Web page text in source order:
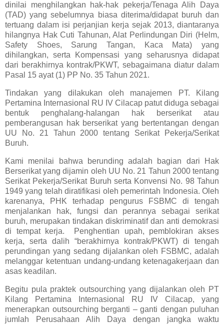
dinilai menghilangkan hak-hak pekerja/Tenaga Alih Daya
(TAD) yang sebelumnya biasa diterima/didapat buruh dan
tertuang dalam isi perjanjian kerja sejak 2013, diantaranya
hilangnya Hak Cuti Tahunan, Alat Perlindungan Diri (Helm,
Safety Shoes, Sarung Tangan, Kaca Mata) yang
dihilangkan, serta Kompensasi yang seharusnya didapat
dari berakhirnya kontrak/PKWT, sebagaimana diatur dalam
Pasal 15 ayat (1) PP No. 35 Tahun 2021.
Tindakan yang dilakukan oleh manajemen PT. Kilang
Pertamina Internasional RU IV Cilacap patut diduga sebagai
bentuk penghalang-halangan hak berserikat atau
pemberangusan hak berserikat yang bertentangan dengan
UU No. 21 Tahun 2000 tentang Serikat Pekerja/Serikat
Buruh.
Kami menilai bahwa berunding adalah bagian dari Hak
Berserikat yang dijamin oleh UU No. 21 Tahun 2000 tentang
Serikat Pekerja/Serikat Buruh serta Konvensi No. 98 Tahun
1949 yang telah diratifikasi oleh pemerintah Indonesia. Oleh
karenanya, PHK terhadap pengurus FSBMC di tengah
menjalankan hak, fungsi dan perannya sebagai serikat
buruh, merupakan tindakan diskriminatif dan anti demokrasi
di tempat kerja.
Penghentian upah, pemblokiran akses
kerja, serta dalih “berakhirnya kontrak/PKWT) di tengah
perundingan yang sedang dijalankan oleh FSBMC, adalah
melanggar ketentuan undang-undang ketenagakerjaan dan
asas keadilan.
Begitu pula praktek outsourching yang dijalankan oleh PT
Kilang Pertamina Internasional RU IV Cilacap, yang
menerapkan outsourching berganti – ganti dengan puluhan
jumlah Perusahaan Alih Daya dengan jangka waktu